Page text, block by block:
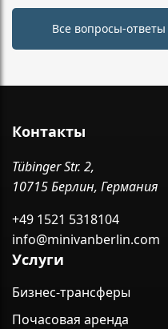
Все вопросы-ответы
Контакты
Tübinger Str. 2,
10715 Берлин, Германия
+49 1521 5318104
info@minivanberlin.com
Услуги
Бизнес-трансферы
Почасовая аренда